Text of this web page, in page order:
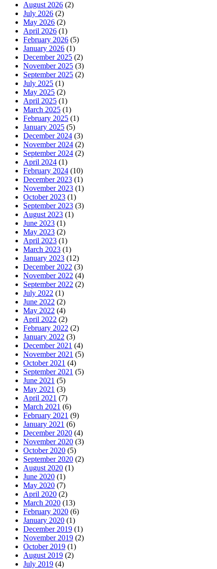
August 2026 (2)
July 2026 (2)
May 2026 (2)
April 2026 (1)
February 2026 (5)
January 2026 (1)
December 2025 (2)
November 2025 (3)
September 2025 (2)
July 2025 (1)
May 2025 (2)
April 2025 (1)
March 2025 (1)
February 2025 (1)
January 2025 (5)
December 2024 (3)
November 2024 (2)
September 2024 (2)
April 2024 (1)
February 2024 (10)
December 2023 (1)
November 2023 (1)
October 2023 (1)
September 2023 (3)
August 2023 (1)
June 2023 (1)
May 2023 (2)
April 2023 (1)
March 2023 (1)
January 2023 (12)
December 2022 (3)
November 2022 (4)
September 2022 (2)
July 2022 (1)
June 2022 (2)
May 2022 (4)
April 2022 (2)
February 2022 (2)
January 2022 (3)
December 2021 (4)
November 2021 (5)
October 2021 (4)
September 2021 (5)
June 2021 (5)
May 2021 (3)
April 2021 (7)
March 2021 (6)
February 2021 (9)
January 2021 (6)
December 2020 (4)
November 2020 (3)
October 2020 (5)
September 2020 (2)
August 2020 (1)
June 2020 (1)
May 2020 (7)
April 2020 (2)
March 2020 (13)
February 2020 (6)
January 2020 (1)
December 2019 (1)
November 2019 (2)
October 2019 (1)
August 2019 (2)
July 2019 (4)